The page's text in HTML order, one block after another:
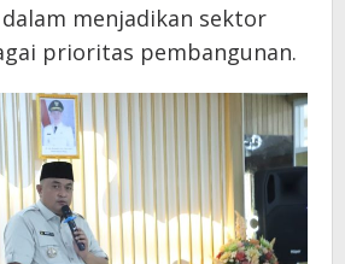
menjadikan sektor
prioritas pembangunan.